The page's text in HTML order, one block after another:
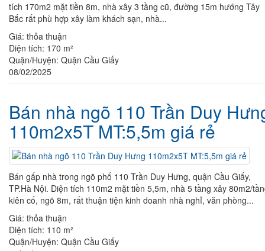
tích 170m2 mặt tiền 8m, nhà xây 3 tầng cũ, đường 15m hướng Tây
Bắc rất phù hợp xây làm khách sạn, nhà...
Giá: thỏa thuận
Diện tích: 170 m²
Quận/Huyện: Quận Cầu Giấy
08/02/2025
Bán nhà ngõ 110 Trần Duy
110m2x5T MT:5,5m giá rẻ
Bán gấp nhà trong ngõ phố 110 Trần Duy Hưng, quận Cầu Giấy,
TP.Hà Nội. Diện tích 110m2 mặt tiền 5,5m, nhà 5 tầng xây 80m2/
kiên cố, ngõ 8m, rất thuận tiện kinh doanh nhà nghỉ, văn phòng...
Giá: thỏa thuận
Diện tích: 110 m²
Quận/Huyện: Quận Cầu Giấy